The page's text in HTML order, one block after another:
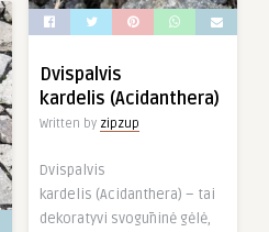
Dvispalvis
kardelis (Acidanthera)
Written by zipzup
Dvispalvis
kardelis (Acidanthera) – tai
dekoratyvi svogūninė gėlė,